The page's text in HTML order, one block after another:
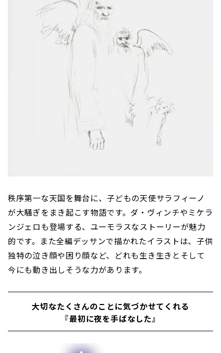
秩序第一な天国を舞台に、子どもの天使サラフィーノ
が大騒ぎをまき起こす物語です。ダ・ヴィンチやミケラ
ンジェロも登場する、ユーモラスなストーリーが魅力
的です。また全編デッサンで描かれたイラストは、子供
独特の泣き顔や困り顔など、どれも生き生きとそして
今にも動き出しそうな力があります。
大切なたくさんのことに気づかせてくれる
『最初に夜を手ばなした』